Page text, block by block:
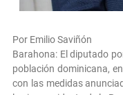
Por Emilio Saviñón
Barahona: El diputado
población dominicana,
con las medidas